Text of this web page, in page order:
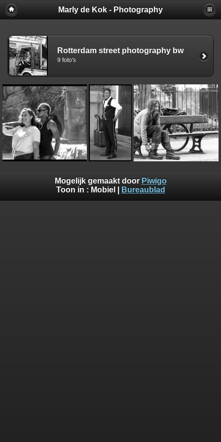
Marly de Kok - Photography
Rotterdam street photography bw
9 foto's
Mogelijk gemaakt door Piwigo
Toon in : Mobiel Bureaublad